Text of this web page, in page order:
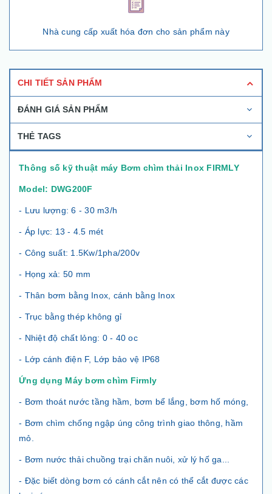
Nhà cung cấp xuất hóa đơn cho sản phẩm này
CHI TIẾT SẢN PHẨM
ĐÁNH GIÁ SẢN PHẨM
THẺ TAGS
Thông số kỹ thuật máy Bơm chìm thải Inox FIRMLY
Model: DWG200F
- Lưu lượng: 6 - 30 m3/h
- Áp lực: 13 - 4.5 mét
- Công suất: 1.5Kw/1pha/200v
- Họng xả: 50 mm
- Thân bơm bằng Inox, cánh bằng Inox
- Trục bằng thép không gỉ
- Nhiệt độ chất lỏng: 0 - 40 oc
- Lớp cánh điện F, Lớp bảo vệ IP68
Ứng dụng Máy bơm chìm Firmly
- Bơm thoát nước tầng hầm, bơm bể lắng, bơm hố móng,
- Bơm chìm chống ngập úng công trình giao thông, hầm
mỏ.
- Bơm nước thải chuồng trại chăn nuôi, xử lý hố ga...
- Đặc biết dòng bơm có cánh cắt nên có thể cắt được các